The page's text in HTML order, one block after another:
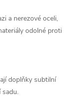
a nerezové oceli,
odolné proti
doplňky subtilní
sadu.